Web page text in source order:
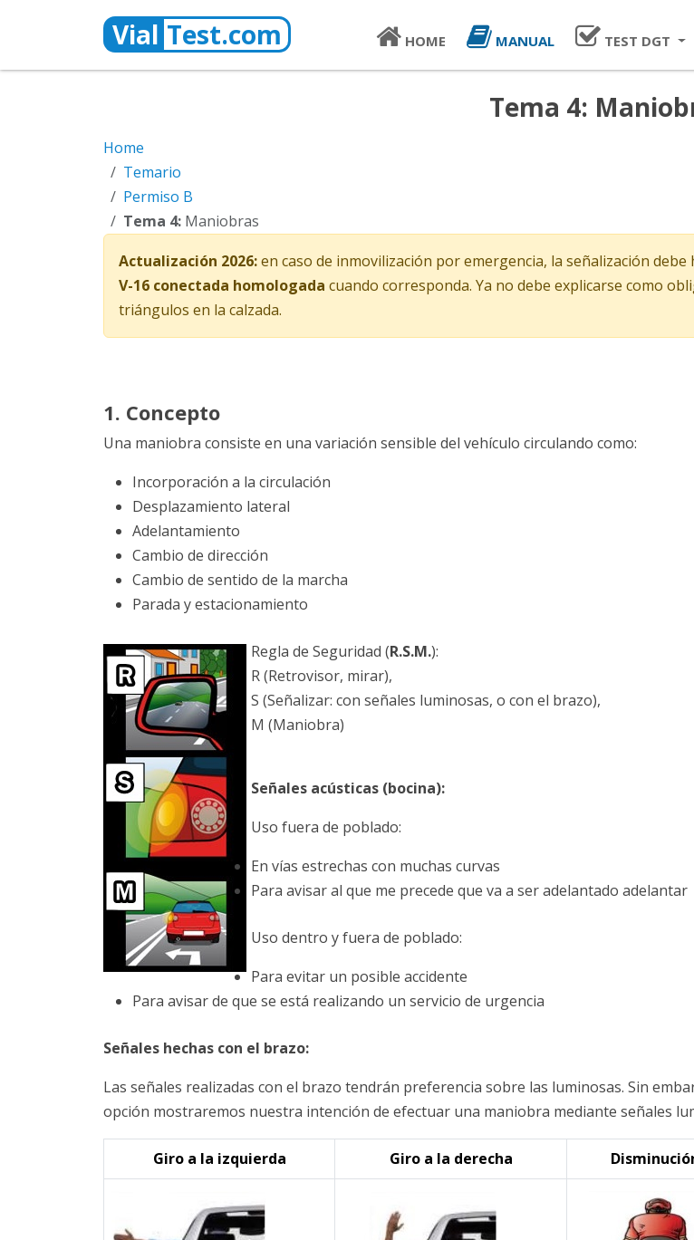
Vial Test.com HOME MANUAL TEST DGT
Tema 4:
Home
Temario
Permiso B
Tema 4: Maniobras
Actualización 2026:en caso de inmovilización por emergencia, la señalización debe
V-16 conectada homologada cuando corresponda. Ya no debe explicarse como
triángulos en la calzada.
1. Concepto
Una maniobra consiste en una variación sensible del vehículo circulando como:
Incorporación a la circulación
Desplazamiento lateral
Adelantamiento
Cambio de dirección
Cambio de sentido de la marcha
Parada y estacionamiento
Regla de Seguridad (R.S.M.):
R (Retrovisor, mirar),
S (Señalizar: con señales luminosas, o con el brazo),
M (Maniobra)
Señales acústicas (bocina):
Uso fuera de poblado:
En vías estrechas con muchas curvas
Para avisar al que me precede que va a ser adelantado adelantar
Uso dentro y fuera de poblado:
Para evitar un posible accidente
Para avisar de que se está realizando un servicio de urgencia
Señales hechas con el brazo:
Las señales realizadas con el brazo tendrán preferencia sobre las luminosas. Sin
opción mostraremos nuestra intención de efectuar una maniobra mediante señales
Giro a la izquierda Giro a la derecha